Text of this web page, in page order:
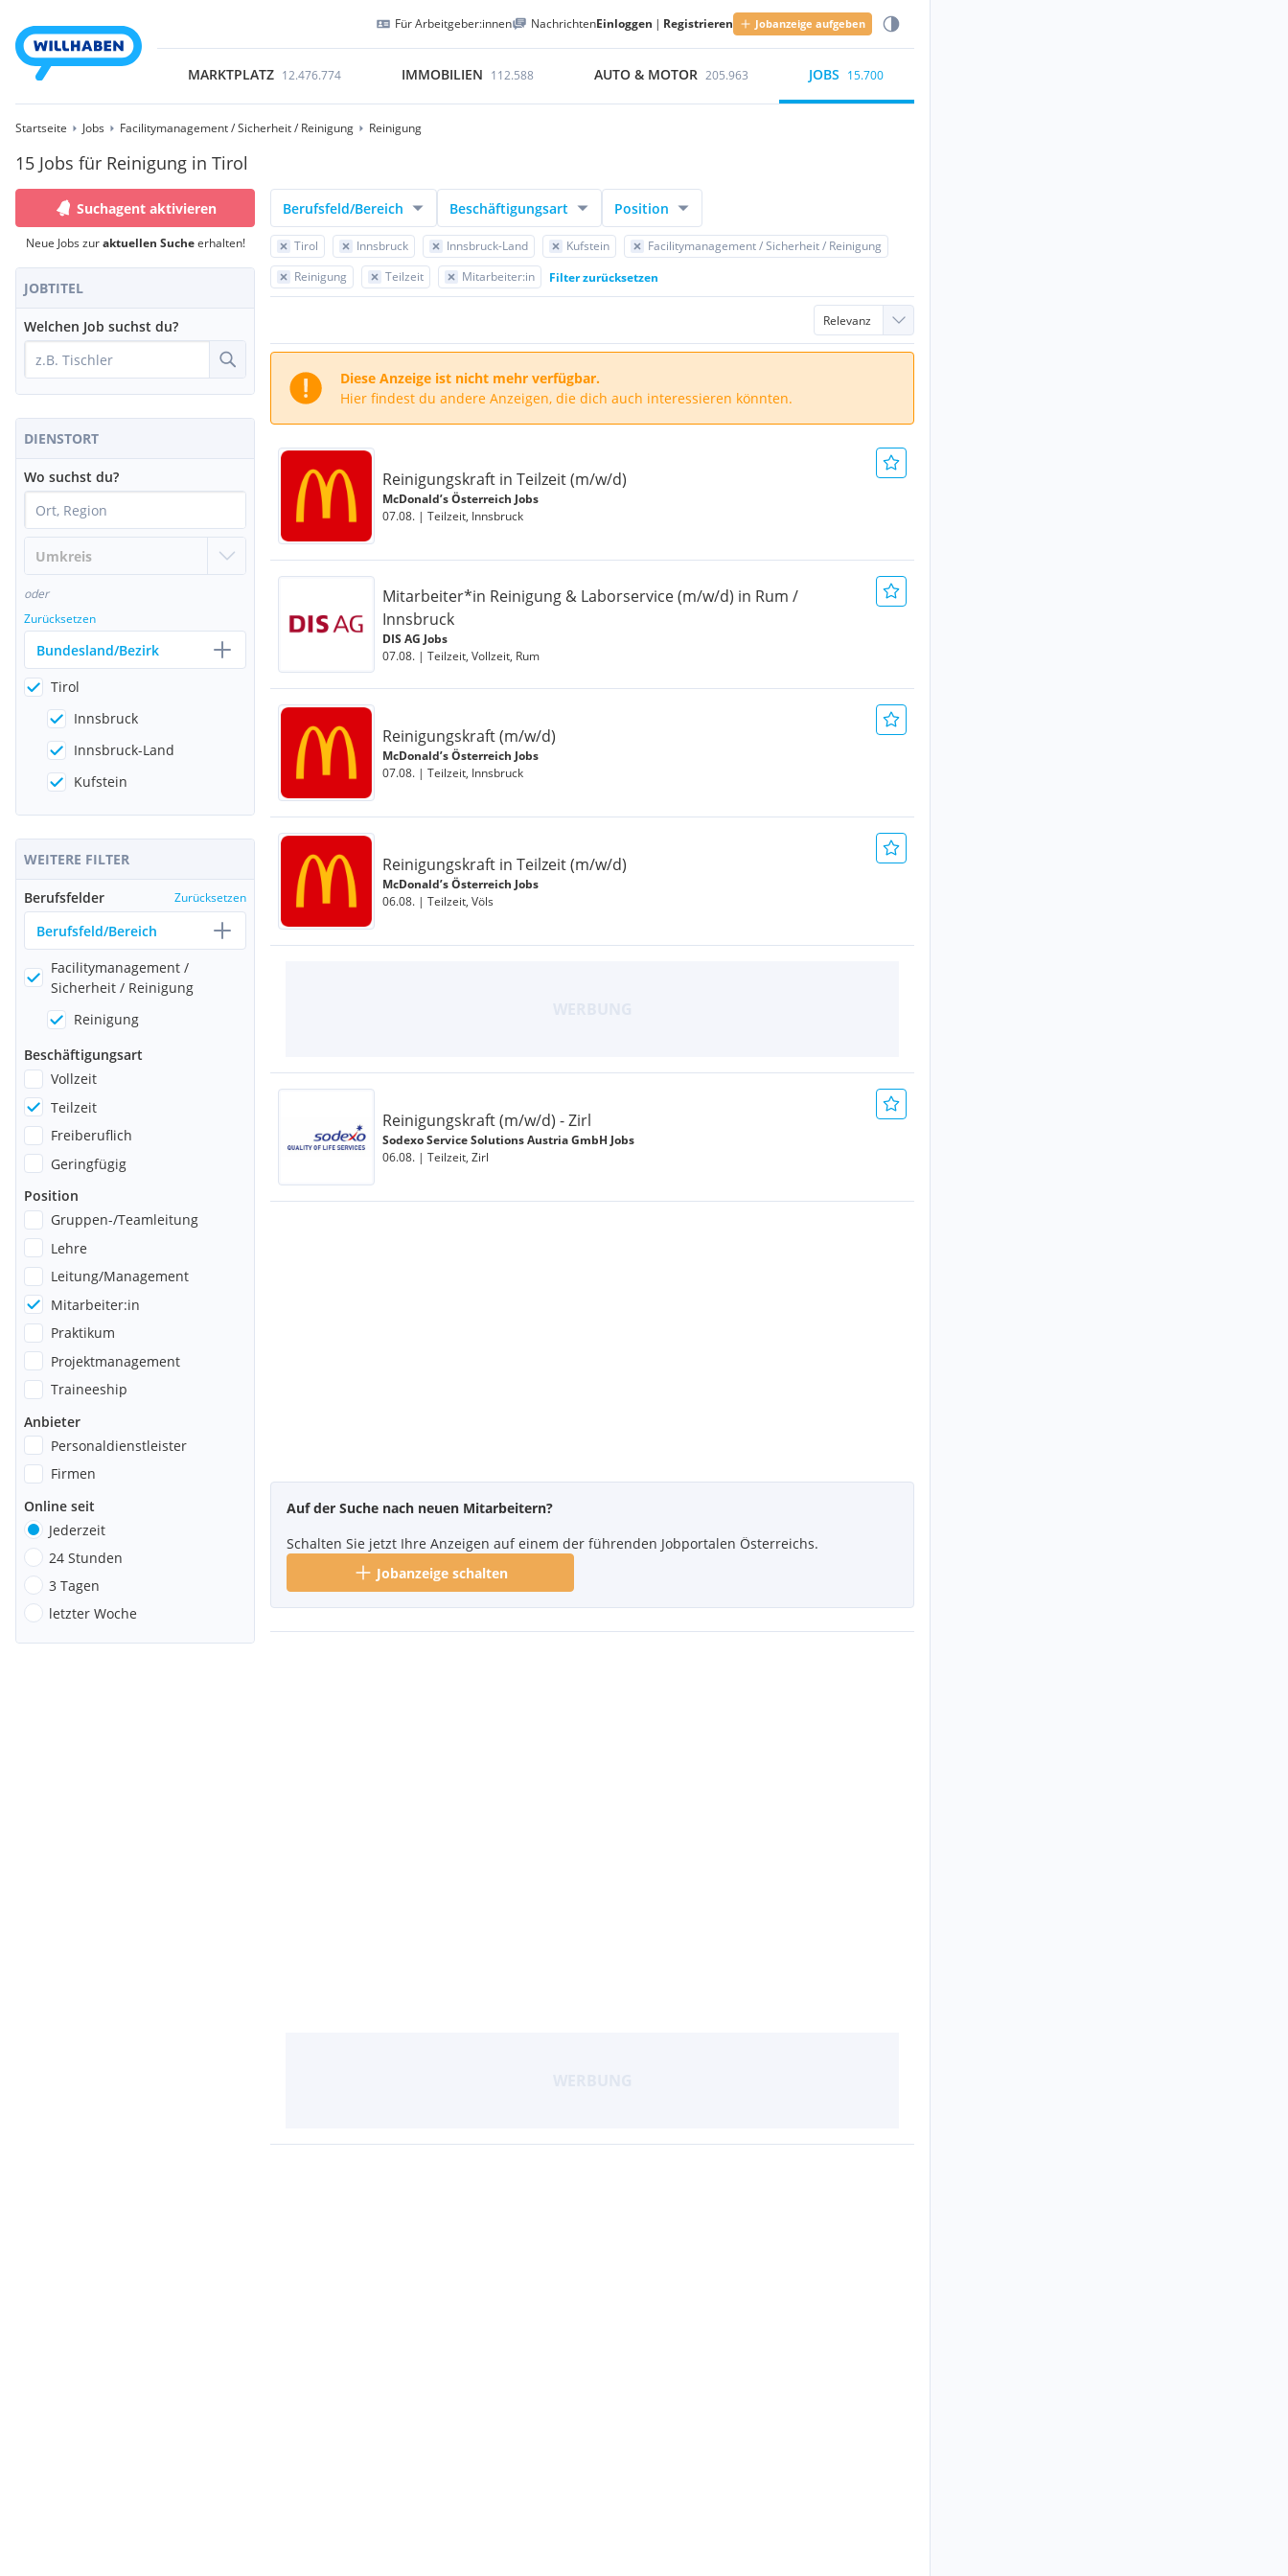
Für Arbeitgeber:innen NachrichtenEinloggen | Registrieren Jobanzeige aufgeben
MARKTPLATZ 12.476.774 IMMOBILIEN 112.588 AUTO & MOTOR 205.963 JOBS 15.700
Startseite Jobs Facilitymanagement / Sicherheit / Reinigung Reinigung
15 Jobs für Reinigung in Tirol
Suchagent aktivieren
Neue Jobs zuraktuellen Sucheerhalten!
JOBTITEL
Welchen Job suchst du?
DIENSTORT
Wo suchst du?
oder
Zurücksetzen
Bundesland/Bezirk
Tirol
Innsbruck
Innsbruck-Land
Kufstein
WEITERE FILTER
Berufsfelder Zurücksetzen
Berufsfeld/Bereich
Facilitymanagement /
Sicherheit / Reinigung
Reinigung
Beschäftigungsart
Vollzeit
Teilzeit
Freiberuflich
Geringfügig
Position
Gruppen-/Teamleitung
Lehre
Leitung/Management
Mitarbeiter:in
Praktikum
Projektmanagement
Traineeship
Anbieter
Personaldienstleister
Firmen
Online seit
Jederzeit
24 Stunden
3 Tagen
letzter Woche
Berufsfeld/Bereich Beschäftigungsart Position
Tirol Innsbruck Innsbruck-Land Kufstein
Facilitymanagement / Sicherheit / Reinigung
Reinigung
Teilzeit Mitarbeiter:in Filter zurücksetzen
Diese Anzeige ist nicht mehr verfügbar.
Hier findest du andere Anzeigen, die dich auch interessieren könnten.
Reinigungskraft in Teilzeit (m/w/d)
McDonald’s Österreich Jobs
07.08. | Teilzeit, Innsbruck
Mitarbeiter*in Reinigung & Laborservice (m/w/d) in Rum /
Innsbruck
DIS AG Jobs
07.08. | Teilzeit, Vollzeit, Rum
Reinigungskraft (m/w/d)
McDonald’s Österreich Jobs
07.08. | Teilzeit, Innsbruck
Reinigungskraft in Teilzeit (m/w/d)
McDonald’s Österreich Jobs
06.08. | Teilzeit, Völs
Reinigungskraft (m/w/d) - Zirl
Sodexo Service Solutions Austria GmbH Jobs
06.08. | Teilzeit, Zirl
Auf der Suche nach neuen Mitarbeitern?
Schalten Sie jetzt Ihre Anzeigen auf einem der führenden Jobportalen Österreichs.
Jobanzeige schalten